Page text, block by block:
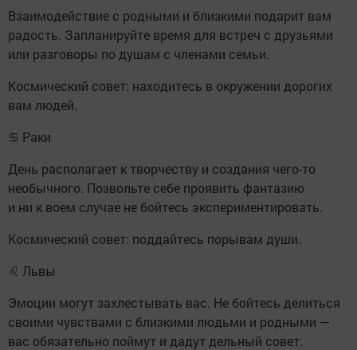
Взаимодействие с родными и близкими подарит вам
радость. Запланируйте время для встреч с друзьями
или разговоры по душам с членами семьи.
Космический совет: находитесь в окружении дорогих
вам людей.
♋ Раки
День располагает к творчеству и создания чего-то
необычного. Позвольте себе проявить фантазию
и ни к воем случае не бойтесь экспериментировать.
Космический совет: поддайтесь порывам души.
♌ Львы
Эмоции могут захлестывать вас. Не бойтесь делиться
своими чувствами с близкими людьми и родными —
вас обязательно поймут и дадут дельный совет.